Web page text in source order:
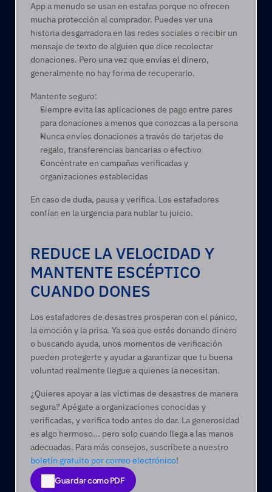
App a menudo se usan en estafas porque no ofrecen
mucha protección al comprador. Puedes ver una
historia desgarradora en las redes sociales o recibir un
mensaje de texto de alguien que dice recolectar
donaciones. Pero una vez que envías el dinero,
generalmente no hay forma de recuperarlo.
Mantente seguro:
Siempre evita las aplicaciones de pago entre pares
para donaciones a menos que conozcas a la persona
Nunca envíes donaciones a través de tarjetas de
regalo, transferencias bancarias o efectivo
Concéntrate en campañas verificadas y
organizaciones establecidas
En caso de duda, pausa y verifica. Los estafadores
confían en la urgencia para nublar tu juicio.
REDUCE LA VELOCIDAD Y
MANTENTE ESCÉPTICO
CUANDO DONES
Los estafadores de desastres prosperan con el pánico,
la emoción y la prisa. Ya sea que estés donando dinero
o buscando ayuda, unos momentos de verificación
pueden protegerte y ayudar a garantizar que tu buena
voluntad realmente llegue a quienes la necesitan.
¿Quieres apoyar a las víctimas de desastres de manera
segura? Apégate a organizaciones conocidas y
verificadas, y verifica todo antes de dar. La generosidad
es algo hermoso... pero solo cuando llega a las manos
boletín gratuito por correo electrónico!
Guardar como PDF